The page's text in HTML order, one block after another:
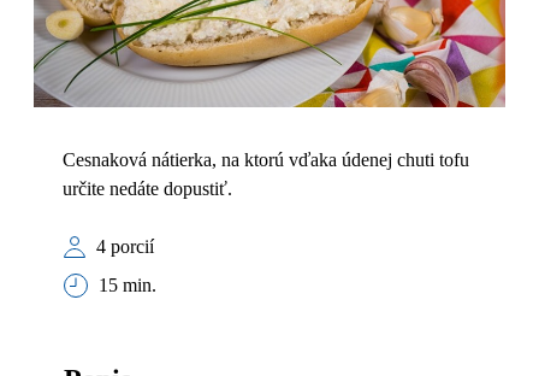
Cesnaková nátierka, na ktorú vďaka údenej chuti tofu
určite nedáte dopustiť.
4 porcií
15 min.